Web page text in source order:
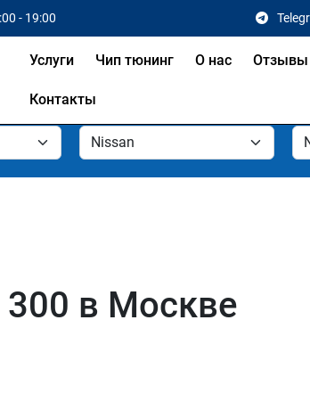
- 19:00
Услуги Чип тюнинг О нас Отзывы
Контакты
в Москве